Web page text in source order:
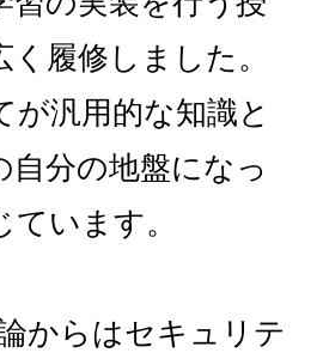
履修しました。
が汎用的な知識と
自分の地盤になっ
います。
からはセキュリテ